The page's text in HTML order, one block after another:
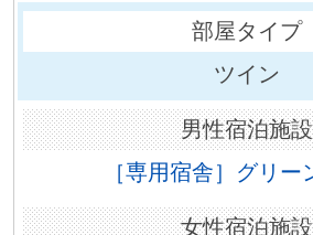
ツイン
［専用宿舎］グリー